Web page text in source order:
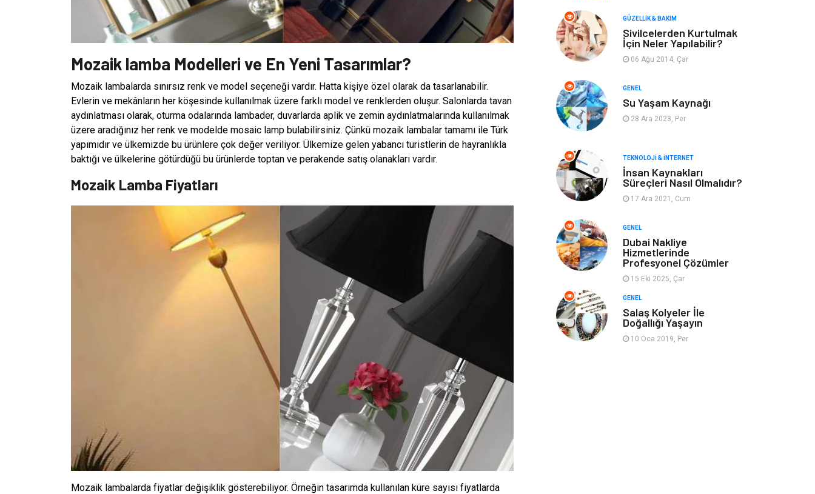
Mozaik lamba Modelleri ve En Yeni Tasarımlar?
Mozaik lambalarda sınırsız renk ve model seçeneği vardır. Hatta kişiye özel olarak da tasarlanabilir.
Evlerin ve mekânların her köşesinde kullanılmak üzere farklı model ve renklerden oluşur. Salonlarda tavan
aydınlatması olarak, oturma odalarında lambader, duvarlarda aplik ve zemin aydınlatmalarında kullanılmak
üzere aradığınız her renk ve modelde mosaic lamp bulabilirsiniz. Çünkü mozaik lambalar tamamı ile Türk
yapımıdır ve ülkemizde bu ürünlere çok değer veriliyor. Ülkemize gelen yabancı turistlerin de hayranlıkla
baktığı ve ülkelerine götürdüğü bu ürünlerde toptan ve perakende satış olanakları vardır.
Mozaik Lamba Fiyatları
Mozaik lambalarda fiyatlar değişiklik gösterebiliyor. Örneğin tasarımda kullanılan küre sayısı fiyatlarda
Yeme & İçme Gıda
Keyif & Hobi Organizasyon
Müzik
Gayrimenkul Spor
Finans& Ekonomi
Genel Kültür Emlak
Mobilya göz sağlığı
Astroloji Sigorta
Cam
Bebek Giyim Veteriner
GÜZELLIK & BAKIM
Sivilcelerden Kurtulmak
İçin Neler Yapılabilir?
06 Ağu 2014, Çar
GENEL
Su Yaşam Kaynağı
28 Ara 2023, Per
TEKNOLOJI & İNTERNET
İnsan Kaynakları
Süreçleri Nasıl Olmalıdır?
17 Ara 2021, Cum
GENEL
Dubai Nakliye
Hizmetlerinde
Profesyonel Çözümler
15 Eki 2025, Çar
GENEL
Salaş Kolyeler İle
Doğallığı Yaşayın
10 Oca 2019, Per